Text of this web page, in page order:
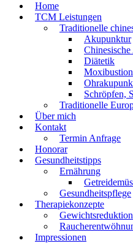
Home
TCM Leistungen
Traditionelle
Akupunktur
Diätetik
Moxibustion
Schröpfen,
Traditionelle
Über mich
Kontakt
Termin Anfrage
Honorar
Gesundheitstipps
Ernährung
Gesundheitspflege
Therapiekonzepte
Gewichtsreduktion
Impressionen